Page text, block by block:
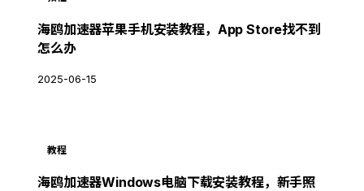
海鸥加速器苹果手机安装教程，App Store找不到
怎么办
2025-06-15
教程
海鸥加速器Windows电脑下载安装教程，新手照